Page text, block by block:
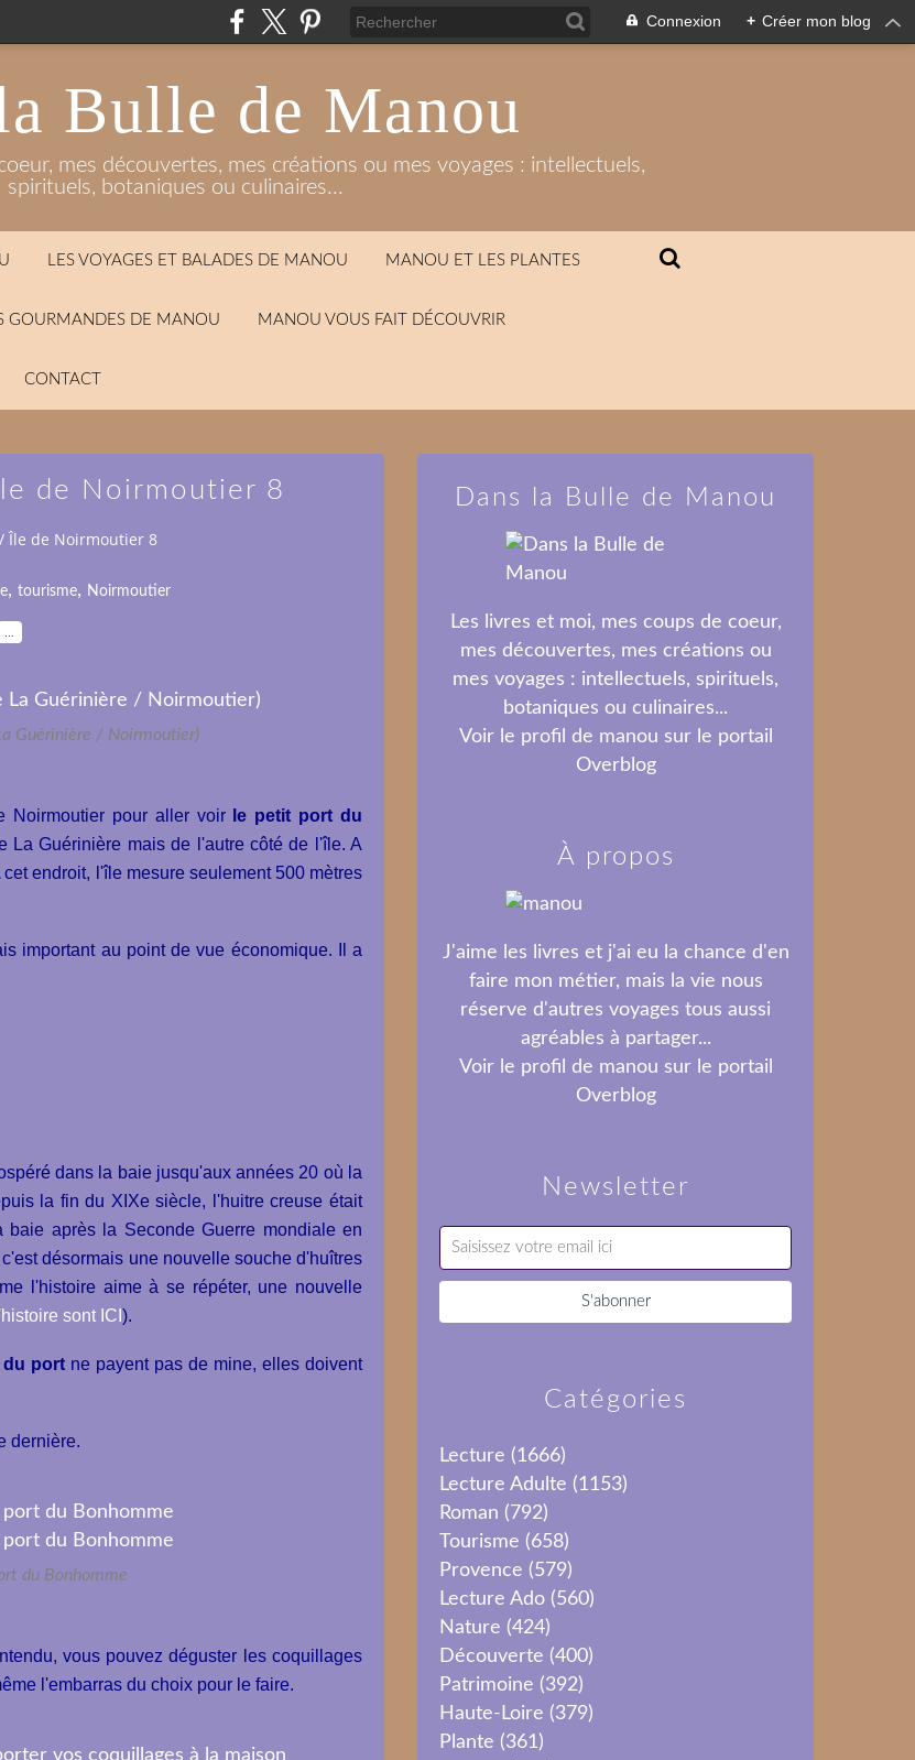
Connexion + Créer mon blog
Bulle de Manou
mes découvertes, mes créations ou mes voyages : intellectuels,
spirituels, botaniques ou culinaires...
LES VOYAGES ET BALADES DE MANOU MANOU ET LES PLANTES
GOURMANDES DE MANOU MANOU VOUS FAIT DÉCOUVRIR
CONTACT
de Noirmoutier 8
Île de Noirmoutier 8
, tourisme, Noirmoutier
Guérinière / Noirmoutier)
Noirmoutier pour aller voir le petit port du
La Guérinière mais de l'autre côté de l'île. A
endroit, l'île mesure seulement 500 mètres
important au point de vue économique. Il a
dans la baie jusqu'aux années 20 où la
la fin du XIXe siècle, l'huitre creuse était
après la Seconde Guerre mondiale en
désormais une nouvelle souche d'huîtres
l'histoire aime à se répéter, une nouvelle
sont ICI ).
du port ne payent pas de mine, elles doivent
dernière.
du Bonhomme
vous pouvez déguster les coquillages
l'embarras du choix pour le faire.
Newsletter
Catégories
Lecture (1666)
Lecture Adulte (1153)
Roman (792)
Tourisme (658)
Provence (579)
Lecture Ado (560)
Nature (424)
Découverte (400)
Patrimoine (392)
Haute-Loire (379)
Plante (361)
Dans la Bulle de Manou
Les livres et moi, mes coups de coeur,
mes découvertes, mes créations ou
mes voyages : intellectuels, spirituels,
botaniques ou culinaires...
Voir le profil de manou sur le portail
Overblog
À propos
J'aime les livres et j'ai eu la chance d'en
faire mon métier, mais la vie nous
réserve d'autres voyages tous aussi
agréables à partager...
Voir le profil de manou sur le portail
Overblog